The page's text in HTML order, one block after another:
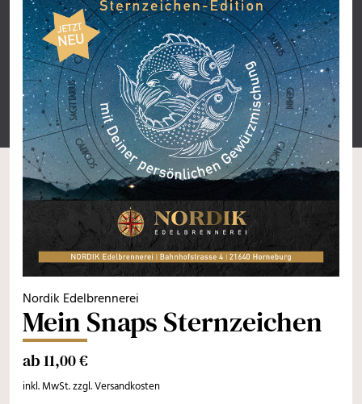
Nordik Edelbrennerei
Mein Snaps Sternzeichen
ab 11,00 €
inkl. MwSt. zzgl. Versandkosten